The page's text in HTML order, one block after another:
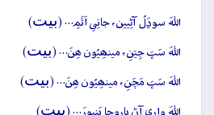
اللهَ سوڍَلُ آڻِيين، جانِي اَٿَمِ… (بيت)
اللهَ سَڀَ جِيَنِ، مينھِيُون ھِنَ… (بيت)
اللهَ سَڀَ مَچَنِ، مينھِيُون ھِنَ… (بيت)
اللهَ واري آڻِ ٻاروچا ڀَنڀورَ… (بيت)